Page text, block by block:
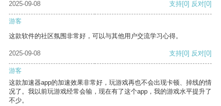
2025-09-08 支持[0] 反对[0]
游客
这款软件的社区氛围非常好，可以与其他用户交流学习心得。
2025-09-08 支持[0] 反对[0]
游客
这款加速器app的加速效果非常好，玩游戏再也不会出现卡顿、掉线的情
况了。我以前玩游戏经常会输，现在有了这个app，我的游戏水平提升了
不少。